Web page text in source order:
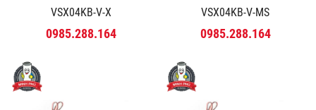
VSX04KB-V-X
0985.288.164
VSX04KB-V-MS
0985.288.164